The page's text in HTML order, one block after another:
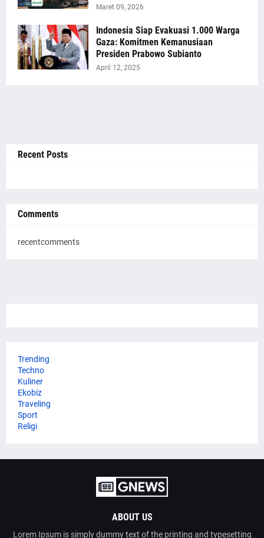
Maret 09, 2026
Indonesia Siap Evakuasi 1.000 Warga
Gaza: Komitmen Kemanusiaan
Presiden Prabowo Subianto
April 12, 2025
Recent Posts
Comments
recentcomments
Trending
Techno
Kuliner
Ekobiz
Traveling
Sport
Religi
ABOUT US
Lorem Ipsum is simply dummy text of the printing and typesetting